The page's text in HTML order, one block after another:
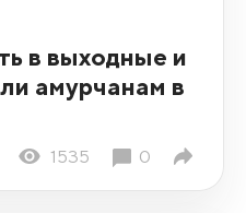
в выходные и
амурчанам в
1535 0